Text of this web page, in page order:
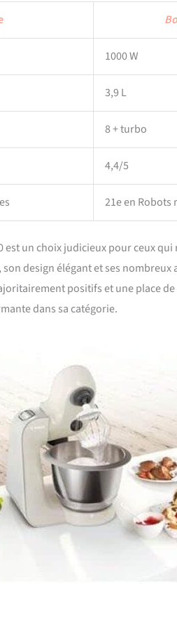
1000 W
3,9 L
8 + turbo
4,4/5
21e en
est un choix judicieux pour ceux
design élégant et ses
positifs et une place
dans sa catégorie.